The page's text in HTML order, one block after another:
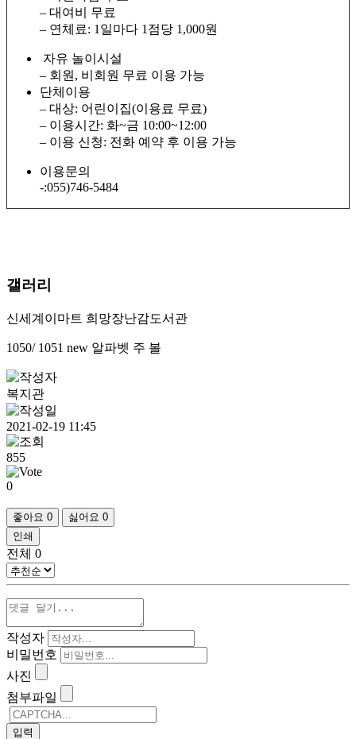
– 대여비 무료
– 연체료: 1일마다 1점당 1,000원
자유 놀이시설
– 회원, 비회원 무료 이용 가능
단체이용
– 대상: 어린이집(이용료 무료)
– 이용시간: 화~금 10:00~12:00
– 이용 신청: 전화 예약 후 이용 가능
이용문의
-:055)746-5484
갤러리
신세계이마트 희망장난감도서관
1050/ 1051 new 알파벳 주 볼
복지관
2021-02-19 11:45
855
0
좋아요 0 싫어요 0
인쇄
전체 0
작성자
비밀번호
사진
첨부파일